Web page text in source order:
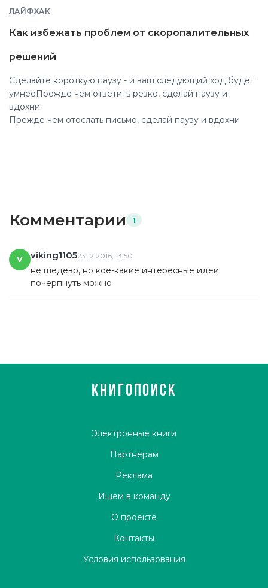
ЛАЙФХАК
Как избежать проблем от скоропалительных
решений
Сделайте короткую паузу - и ваш следующий ход будет
умнееПрежде чем ответить резко, сделай паузу и
вдохни
Прежде чем отослать письмо, сделай паузу и вдохни
Комментарии 1
V viking110523.12.2016, 13:50
не шедевр, но кое-какие интересные идеи
почерпнуть можно
КНИГОПОИСК
Электронные книги
Партнёрам
Реклама
Ищем в команду
О проекте
Контакты
Условия использования